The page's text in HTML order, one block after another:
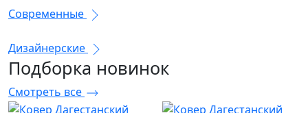
Современные
Дизайнерские
Подборка новинок
Смотреть все